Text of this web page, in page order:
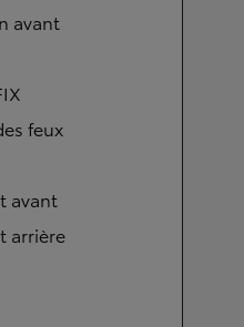
avant
feux
avant
arrière